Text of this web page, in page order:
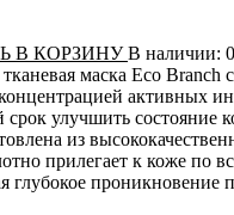
В КОРЗИНУВ наличии: 0
маска Eco Branch
активных
срок улучшить состояние
из
прилегает к коже по
глубокое проникновение